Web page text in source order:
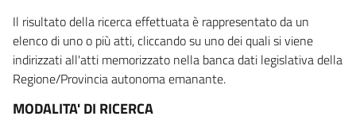
Il risultato della ricerca effettuata è rappresentato da un
elenco di uno o più atti, cliccando su uno dei quali si viene
indirizzati all'atti memorizzato nella banca dati legislativa della
Regione/Provincia autonoma emanante.
MODALITA' DI RICERCA